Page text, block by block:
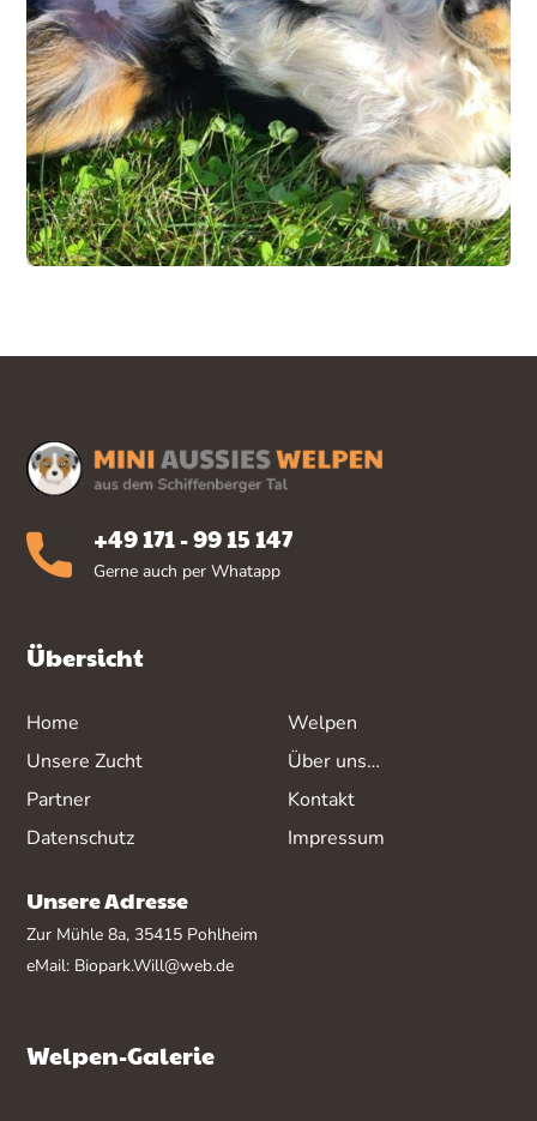
+49 171 - 99 15 147
Gerne auch per Whatapp
Übersicht
Home
Unsere Zucht
Partner
Datenschutz
Welpen
Über uns…
Kontakt
Impressum
Unsere Adresse
Zur Mühle 8a, 35415 Pohlheim
eMail: Biopark.Will@web.de
Welpen-Galerie